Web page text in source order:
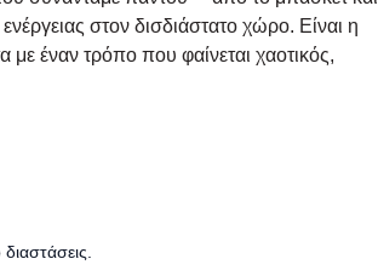
στον δισ­διά­στα­το χώρο. Είναι η
έναν τρό­πο που φαί­νε­ται χαο­τι­κός,